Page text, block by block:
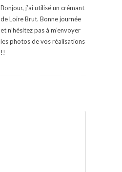
Bonjour, j’ai utilisé un crémant
de Loire Brut. Bonne journée
et n’hésitez pas à m’envoyer
les photos de vos réalisations
!!